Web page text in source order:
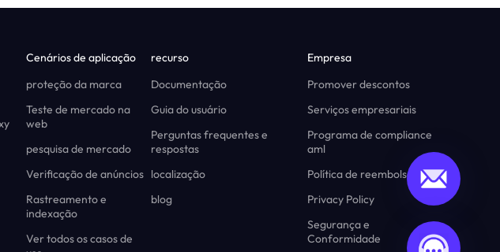
Cenários de aplicação
proteção da marca
Teste de mercado na
web
pesquisa de mercado
Verificação de anúncios
Rastreamento e
indexação
Ver todos os casos de
recurso
Documentação
Guia do usuário
Perguntas frequentes e
respostas
localização
blog
Empresa
Promover descontos
Serviços empresariais
Programa de compliance
aml
Política de reembolso
Privacy Policy
Segurança e
Conformidade